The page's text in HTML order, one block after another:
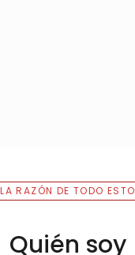
LA RAZÓN DE TODO ESTO
Quién soy